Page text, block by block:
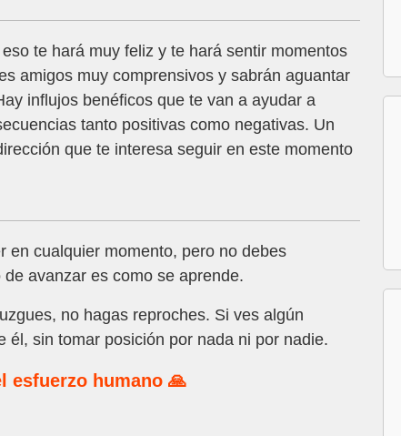
te hará muy feliz y te hará sentir momentos
amigos muy comprensivos y sabrán aguantar
influjos benéficos que te van a ayudar a
tanto positivas como negativas. Un
que te interesa seguir en este momento
en cualquier momento, pero no debes
avanzar es como se aprende.
no hagas reproches. Si ves algún
él, sin tomar posición por nada ni por nadie.
esfuerzo humano 🙏